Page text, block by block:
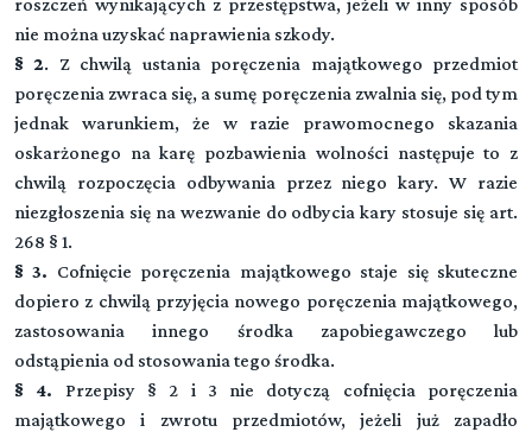
roszczeń wynikających z przestępstwa, jeżeli w inny sposób
nie można uzyskać naprawienia szkody.
§ 2. Z chwilą ustania poręczenia majątkowego przedmiot
poręczenia zwraca się, a sumę poręczenia zwalnia się, pod tym
jednak warunkiem, że w razie prawomocnego skazania
oskarżonego na karę pozbawienia wolności następuje to z
chwilą rozpoczęcia odbywania przez niego kary. W razie
niezgłoszenia się na wezwanie do odbycia kary stosuje się art.
268 § 1.
§ 3. Cofnięcie poręczenia majątkowego staje się skuteczne
dopiero z chwilą przyjęcia nowego poręczenia majątkowego,
zastosowania innego środka zapobiegawczego lub
odstąpienia od stosowania tego środka.
§ 4. Przepisy § 2 i 3 nie dotyczą cofnięcia poręczenia
majątkowego i zwrotu przedmiotów, jeżeli już zapadło